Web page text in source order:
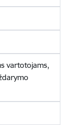
vartotojams,